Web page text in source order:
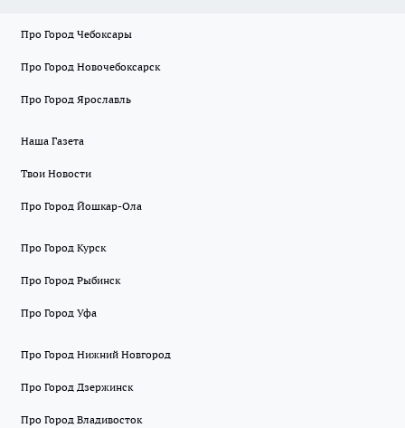
Про Город Чебоксары
Про Город Новочебоксарск
Про Город Ярославль
Наша Газета
Твои Новости
Про Город Йошкар-Ола
Про Город Курск
Про Город Рыбинск
Про Город Уфа
Про Город Нижний Новгород
Про Город Дзержинск
Про Город Владивосток